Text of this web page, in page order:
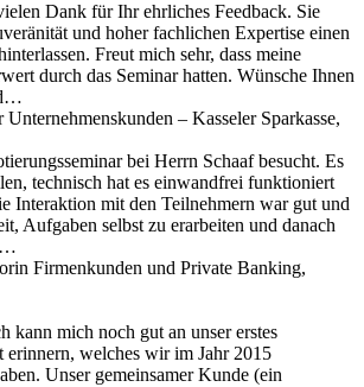
Dank für Ihr ehrliches Feedback. Sie
und hoher fachlichen Expertise einen
Freut mich sehr, dass meine
durch das Seminar hatten. Wünsche Ihnen
– Kasseler Sparkasse,
bei Herrn Schaaf besucht. Es
technisch hat es einwandfrei funktioniert
Interaktion mit den Teilnehmern war gut und
Aufgaben selbst zu erarbeiten und danach
Firmenkunden und Private Banking,
kann mich noch gut an unser erstes
erinnern, welches wir im Jahr 2015
Unser gemeinsamer Kunde (ein